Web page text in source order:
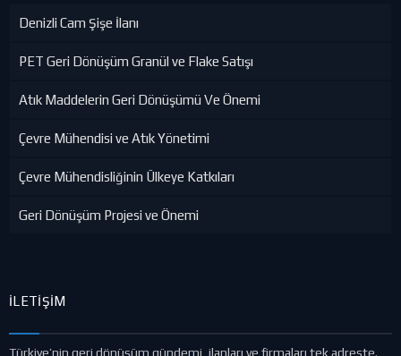
Denizli Cam Şişe İlanı
PET Geri Dönüşüm Granül ve Flake Satışı
Atık Maddelerin Geri Dönüşümü Ve Önemi
Çevre Mühendisi ve Atık Yönetimi
Çevre Mühendisliğinin Ülkeye Katkıları
Geri Dönüşüm Projesi ve Önemi
İLETIŞIM
Türkiye’nin geri dönüşüm gündemi, ilanları ve firmaları tek adreste.